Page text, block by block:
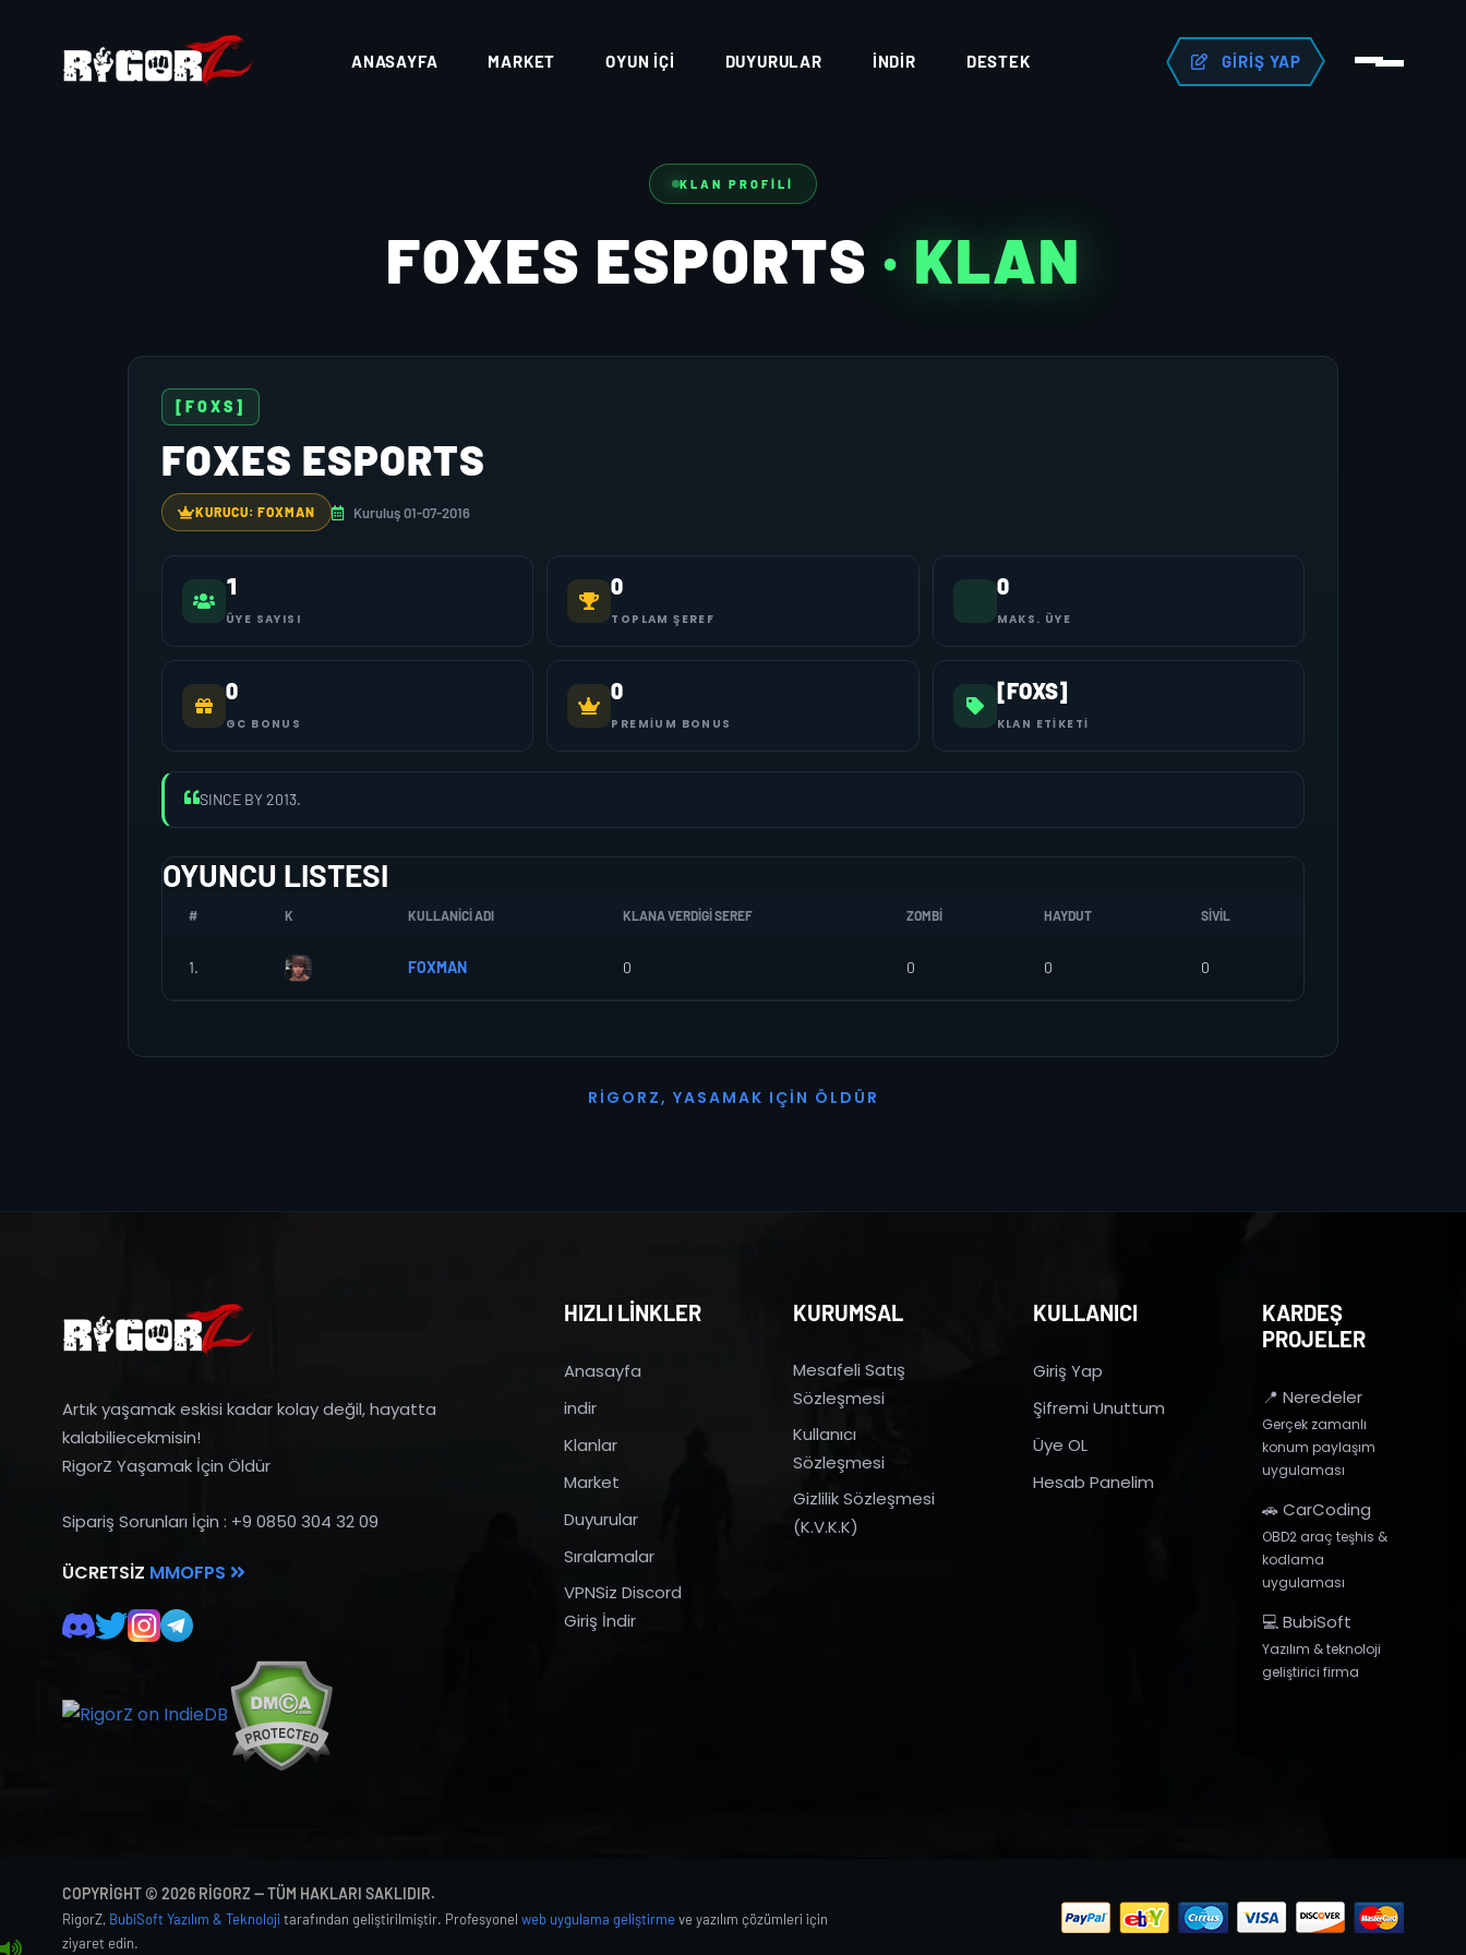
ANASAYFA MARKET OYUN İÇI DUYURULAR İNDIR DESTEK GIRIŞ YAP
KLAN PROFILI
FOXES ESPORTS · KLAN
[FOXS]
FOXES ESPORTS
KURUCU: FOXMAN Kuruluş 01-07-2016
1
ÜYE SAYISI
0
TOPLAM ŞEREF
0
MAKS. ÜYE
0
GC BONUS
0
PREMIUM BONUS
[FOXS]
KLAN ETIKETI
SINCE BY 2013.
OYUNCU LISTESI
# K KULLANICI ADI KLANA VERDIGI SEREF ZOMBI HAYDUT SIVIL
1. FOXMAN 0 0 0 0
R I G O R Z, YASAMAK I ÇI N Ö L D Ü R
Artık yaşamak eskisi kadar kolay değil, hayatta
kalabiliecekmisin!
RigorZ Yaşamak İçin Öldür
Sipariş Sorunları İçin : +9 0850 304 32 09
ÜCRETSIZ MMOFPS
HIZLI LİNKLER
Anasayfa
indir
Klanlar
Market
Duyurular
Sıralamalar
VPNSiz Discord
Giriş İndir
KURUMSAL
Mesafeli Satış
Sözleşmesi
Kullanıcı
Sözleşmesi
Gizlilik Sözleşmesi
(K.V.K.K)
KULLANICI
Giriş Yap
Şifremi Unuttum
Üye OL
Hesab Panelim
KARDEŞ
PROJELER
📍 Neredeler
Gerçek zamanlı
konum paylaşım
uygulaması
🚗 CarCoding
OBD2 araç teşhis &
kodlama
uygulaması
💻 BubiSoft
Yazılım & teknoloji
geliştirici firma
COPYRIGHT © 2026 RIGORZ — TÜM HAKLARI SAKLIDIR.
RigorZ, BubiSoft Yazılım & Teknoloji tarafından geliştirilmiştir. Profesyonel web uygulama geliştirmeve yazılım çözümleri için
ziyaret edin.